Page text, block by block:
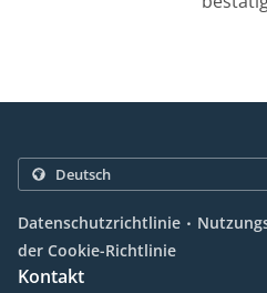
Datenschutzrichtlinie .
der Cookie-Richtlinie
Kontakt